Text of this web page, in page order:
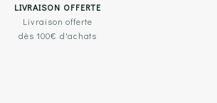
LIVRAISON OFFERTE
Livraison offerte
dès 100€ d'achats